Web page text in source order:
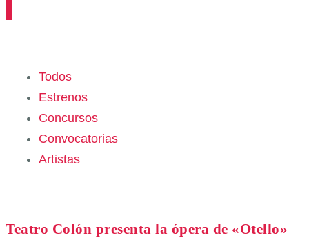
Todos
Estrenos
Concursos
Convocatorias
Artistas
Teatro Colón presenta la ópera de «Otello»